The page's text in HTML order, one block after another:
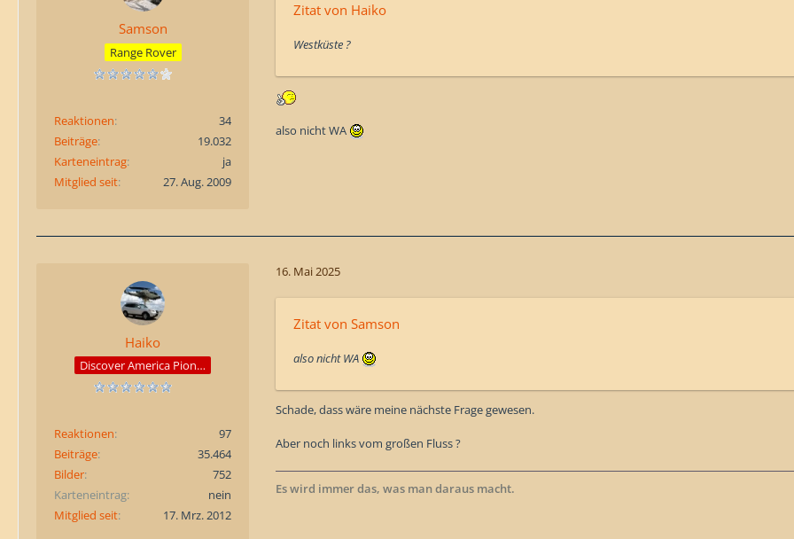
Samson
Range Rover
Reaktionen
34
Beiträge
19.032
Karteneintrag
ja
Mitglied seit
27. Aug. 2009
Zitat von Haiko
Westküste ?
also nicht WA
Haiko
Discover America Pioneer
Reaktionen
97
Beiträge
35.464
Bilder
752
Karteneintrag
nein
Mitglied seit
17. Mrz. 2012
16. Mai 2025
Zitat von Samson
also nicht WA
Schade, dass wäre meine nächste Frage gewesen.
Aber noch links vom großen Fluss ?
Es wird immer das, was man daraus macht.